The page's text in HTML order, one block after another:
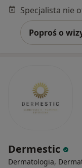
Poproś o
Dermestic
Dermatologia,